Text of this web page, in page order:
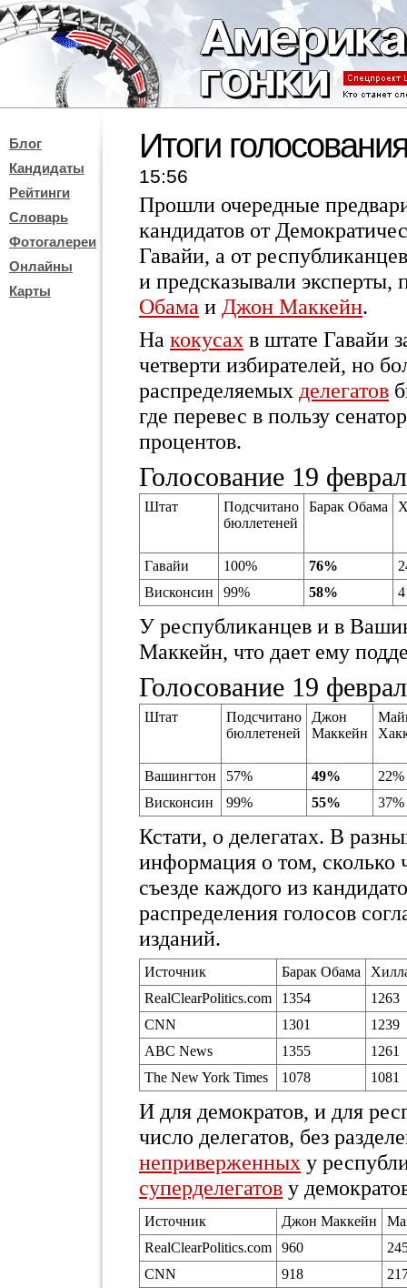
Блог
Кандидаты
Рейтинги
Словарь
Фотогалереи
Онлайны
Карты
Итоги
15:56
Прошли очередные
кандидатов от
Гавайи, а от
и предсказывали эксперты,
Обама и Джон Маккейн.
На кокусах в штате Гавайи
четверти избирателей, но
распределяемых делегатов
где перевес в пользу
процентов.
Голосование 19
Штат
Подсчитано
бюллетеней
Барак Обама
Гавайи 100% 76%
Висконсин
99% 58%
У республиканцев и в
Маккейн, что дает ему
Голосование 19
Штат
Подсчитано
бюллетеней
Джон
Маккейн
Вашингтон 57% 49%
22%
Висконсин
99% 55% 37%
Кстати, о делегатах. В
информация о том, сколько
съезде каждого из
распределения голосов
изданий.
Источник Барак Обама
RealClearPolitics.com
1354
1263
CNN
1301
1239
ABC News
1355
1261
The New York Times
1078 1081
И для демократов, и для
число делегатов, без
неприверженных у
суперделегатов у
Источник Джон Маккейн
RealClearPolitics.com
960
CNN
918